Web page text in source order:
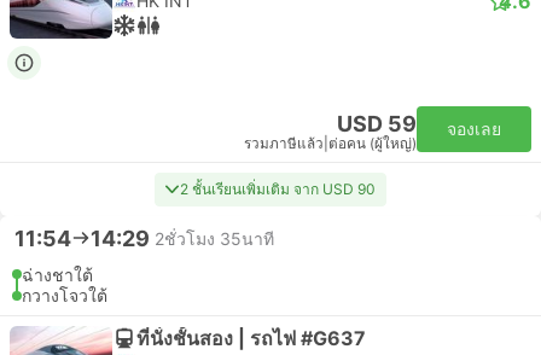
USD 59
รวมภาษีแล้ว ต่อคน (ผู้ใหญ่)
จองเลย
2 ชั้นเรียนเพิ่มเติม จาก USD 90
11:54 14:29 2ชั่วโมง 35นาที
ฉ่างชาใต้
กวางโจวใต้
ที่นั่งชั้นสอง | รถไฟ #G637